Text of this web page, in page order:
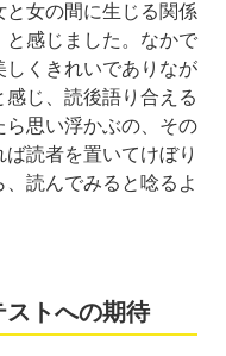
女の間に生じる関係
感じました。なかで
しくきれいでありなが
じ、読後語り合える
思い浮かぶの、その
読者を置いてけぼり
読んでみると唸るよ
トへの期待